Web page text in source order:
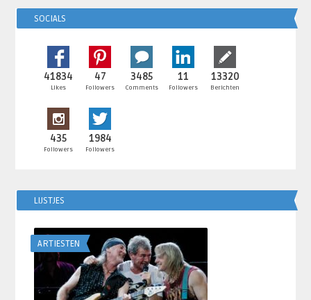
SOCIALS
41834
Likes
47
Followers
3485
Comments
11
Followers
13320
Berichten
435
Followers
1984
Followers
LIJSTJES
ARTIESTEN